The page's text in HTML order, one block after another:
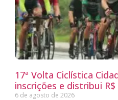
17ª Volta Ciclística
inscrições e distribui
6 de agosto de 2026